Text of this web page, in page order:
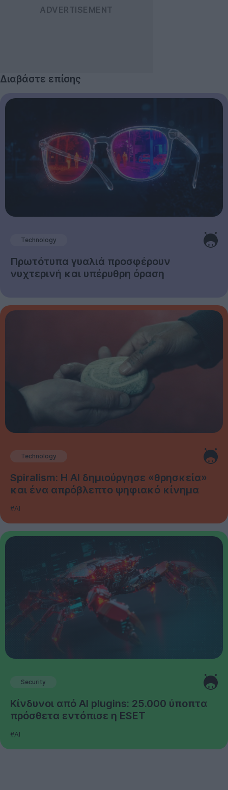
Διαβάστε επίσης
Technology
Πρωτότυπα γυαλιά προσφέρουν
νυχτερινή και υπέρυθρη όραση
Technology
Spiralism: Η AI δημιούργησε «θρησκεία»
και ένα απρόβλεπτο ψηφιακό κίνημα
#AI
Security
Κίνδυνοι από AI plugins: 25.000 ύποπτα
πρόσθετα εντόπισε η ESET
#AI